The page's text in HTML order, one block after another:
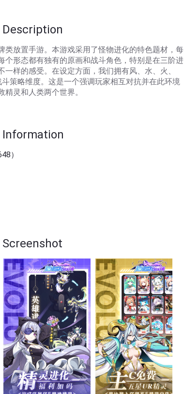
Description
类放置手游。本游戏采用了怪物进化的特色题材，每
形态都有独有的原画和战斗角色，特别是在三阶进
样的感受。在设定方面，我们拥有风、水、火、
策略维度。这是一个强调玩家相互对抗并在此环境
灵和人类两个世界。
Information
）